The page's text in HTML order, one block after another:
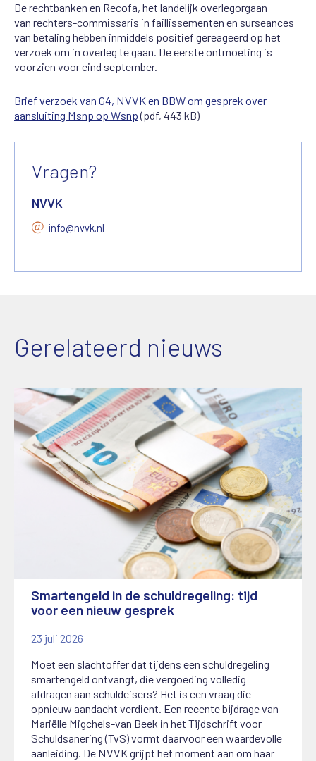
De rechtbanken en Recofa, het landelijk overlegorgaan
van rechters-commissaris in faillissementen en surseances
van betaling hebben inmiddels positief gereageerd op het
verzoek om in overleg te gaan. De eerste ontmoeting is
voorzien voor eind september.
Brief verzoek van G4, NVVK en BBW om gesprek over
aansluiting Msnp op Wsnp(pdf, 443 kB)
Vragen?
NVVK
info@nvvk.nl
Gerelateerd nieuws
Smartengeld in de schuldregeling: tijd
voor een nieuw gesprek
23 juli 2026
Moet een slachtoffer dat tijdens een schuldregeling
smartengeld ontvangt, die vergoeding volledig
afdragen aan schuldeisers? Het is een vraag die
opnieuw aandacht verdient. Een recente bijdrage van
Mariëlle Migchels-van Beek in het Tijdschrift voor
Schuldsanering (TvS) vormt daarvoor een waardevolle
aanleiding. De NVVK grijpt het moment aan om haar